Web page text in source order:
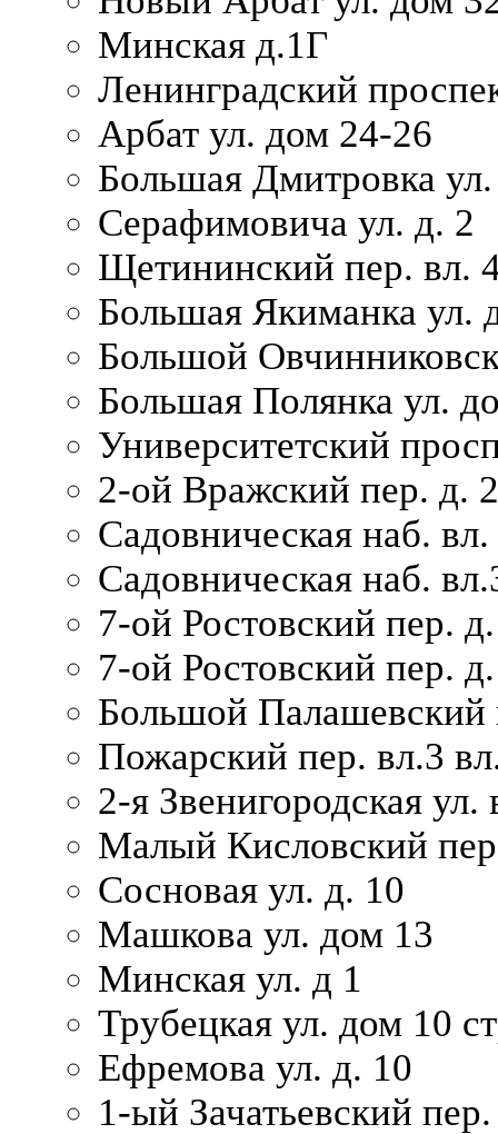
Минская д.1Г
Ленинградский
Арбат ул. дом 24-26
Большая Дмитровка
Серафимовича ул. д. 2
Щетининский пер. вл.
Большая Якиманка ул.
Большой
Большая Полянка ул.
Университетский
2-ой Вражский пер. д. 2
Садовническая наб.
Садовническая наб.
7-ой Ростовский пер.
7-ой Ростовский пер.
Большой Палашевский
Пожарский пер. вл.3
2-я Звенигородская ул.
Малый Кисловский
Сосновая ул. д. 10
Машкова ул. дом 13
Минская ул. д 1
Трубецкая ул. дом 10
Ефремова ул. д. 10
1-ый Зачатьевский